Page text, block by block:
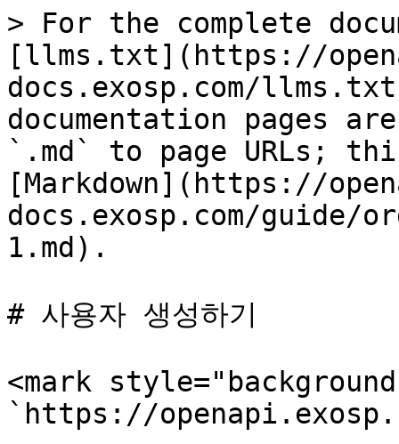
> For the complete
[llms.txt](https://
docs.exosp.com/
documentation pages
`.md` to page URLs;
[Markdown](https://
docs.exosp.com/guide/
1.md).
# 사용자 생성하기
<mark
`https://